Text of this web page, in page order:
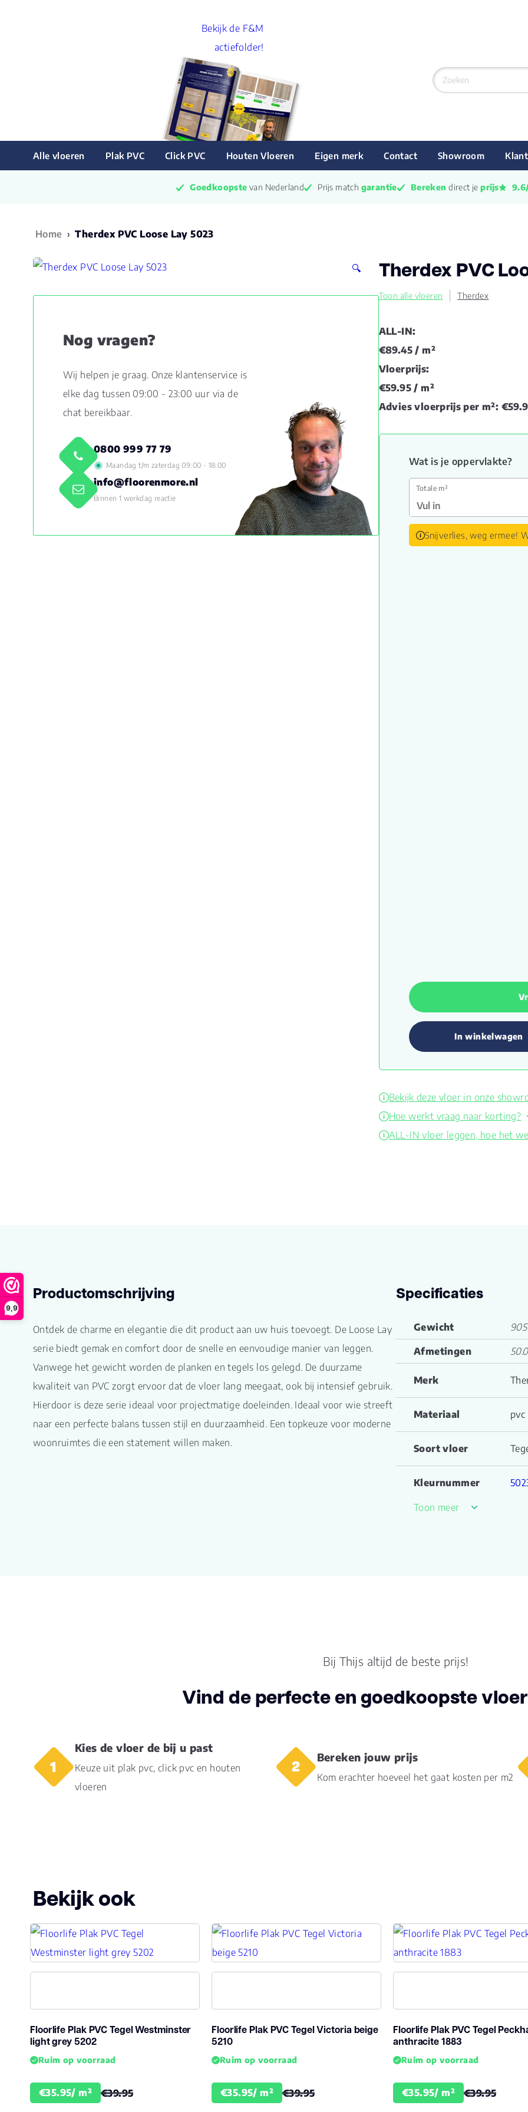
9,9
Bekijk de F&M
actiefolder!
Alle vloeren Plak PVC Click PVC Houten Vloeren Eigen merk Contact Showroom
Goedkoopste van Nederland Prijs match garantie Bereken direct je prijs
Home › Therdex PVC Loose Lay 5023
🔍
Nog vragen?
Wij helpen je graag. Onze klantenservice is
elke dag tussen 09:00 - 23:00 uur via de
chat bereikbaar.
0800 999 77 79
Maandag t/m zaterdag 09:00 - 18:00
info@floorenmore.nl
Binnen 1 werkdag reactie
Therdex PVC
Toon alle vloeren Therdex
ALL-IN:
€89.45 / m²
Vloerprijs:
€59.95/ m²
Advies vloerprijs per m²:
Wat is je oppervlakte?
Totale m²
Snijverlies, weg ermee!
In winkelwagen
Bekijk deze vloer in onze
Hoe werkt vraag naar korting?
ALL-IN vloer leggen, hoe het
Productomschrijving
Ontdek de charme en elegantie die dit product aan uw huis toevoegt. De Loose Lay
serie biedt gemak en comfort door de snelle en eenvoudige manier van leggen.
Vanwege het gewicht worden de planken en tegels los gelegd. De duurzame
kwaliteit van PVC zorgt ervoor dat de vloer lang meegaat, ook bij intensief gebruik.
Hierdoor is deze serie ideaal voor projectmatige doeleinden. Ideaal voor wie streeft
naar een perfecte balans tussen stijl en duurzaamheid. Een topkeuze voor moderne
woonruimtes die een statement willen maken.
Specificaties
Gewicht
Afmetingen
Merk
Materiaal pvc
Soort vloer
Kleurnummer
(cm)
Inhoud pak (m2)
Dikte toplaag
(mm)
0.55
Vloerverwarming
geschikt
Geluidsdempend Ja
Montage
Woongebruik
(jaren)
Toon meer
Bij Thijs altijd de beste prijs!
Vind de perfecte en goedkoopste
Kies de vloer de bij u past
Keuze uit plak pvc, click pvc en houten
vloeren
Bereken jouw prijs
Kom erachter hoeveel het gaat kosten per m2
Bekijk ook
Floorlife Plak PVC Tegel Westminster
light grey 5202
Ruim op voorraad
€35.95/ m² €39.95
Floorlife Plak PVC Tegel Victoria beige
5210
Ruim op voorraad
€35.95/ m² €39.95
Floorlife Plak PVC Tegel
anthracite 1883
Ruim op voorraad
€35.95/ m² €39.95